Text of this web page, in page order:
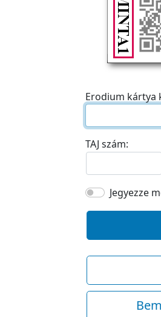
Erodium kártya
TAJ szám:
Jegyezze